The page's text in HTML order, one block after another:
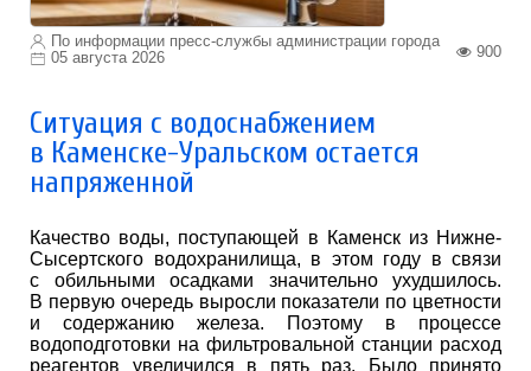
По информации пресс-службы администрации города
05 августа 2026
900
Ситуация с водоснабжением
в Каменске-Уральском остается
напряженной
Качество воды, поступающей в Каменск из Нижне-
Сысертского водохранилища, в этом году в связи
с обильными осадками значительно ухудшилось.
В первую очередь выросли показатели по цветности
и содержанию железа. Поэтому в процессе
водоподготовки на фильтровальной станции расход
реагентов увеличился в пять раз. Было принято